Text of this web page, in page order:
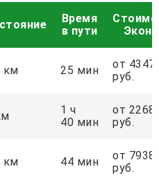
Время
в пути
км 25 мин
от 4347
руб.
1 ч
40 мин
от 2268
руб.
км 44 мин
от 7938
руб.